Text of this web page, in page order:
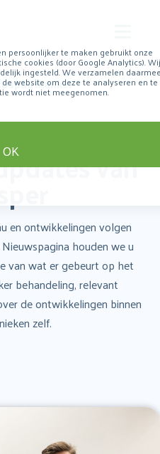
persoonlijker te maken gebruikt onze
cookies (door Google Analytics). Wij
ingesteld. We verzamelen
website om deze te analyseren en te
wordt niet meegenomen.
OK van
en ontwikkelingen volgen
houden we u
van wat er gebeurt op het
behandeling, relevant
de ontwikkelingen binnen
zelf.